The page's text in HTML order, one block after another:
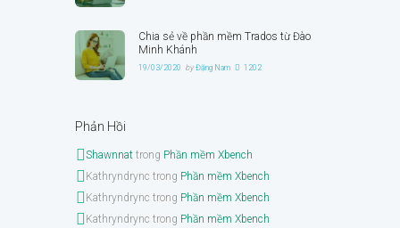
Chia sẻ về phần mềm Trados từ Đào
Minh Khánh
19/03/2020 byĐặng Nam 1202
Phản Hồi
Shawnnat trong Phần mềm Xbench
Kathryndrync trong Phần mềm Xbench
Kathryndrync trong Phần mềm Xbench
Kathryndrync trong Phần mềm Xbench